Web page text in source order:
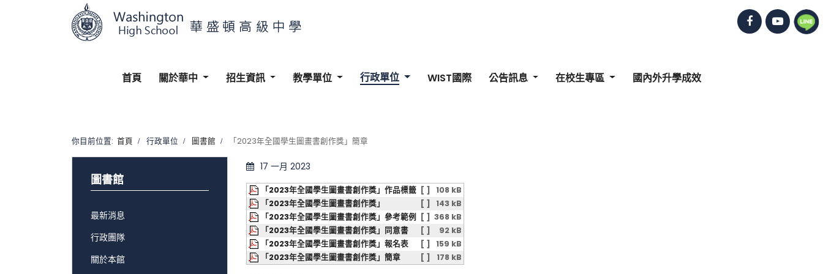
首頁 關於華中 招生資訊 教學單位 行政單位 WIST國際 公告訊息 在校生專區 國內外升學成效
你目前位置: 首頁 行政單位 圖書館 「2023年全國學生圖畫書創作獎」簡章
17 一月 2023
「2023年全國學生圖畫書創作獎」作品標籤 [ ]
108 kB
「2023年全國學生圖畫書創作獎」
[ ]
143 kB
「2023年全國學生圖畫書創作獎」參考範例
[ ] 368 kB
「2023年全國學生圖畫書創作獎」同意書
[ ]
92 kB
「2023年全國學生圖畫書創作獎」報名表
[ ]
159 kB
「2023年全國學生圖畫書創作獎」簡章
[ ] 178 kB
圖書館
最新消息
行政團隊
關於本館